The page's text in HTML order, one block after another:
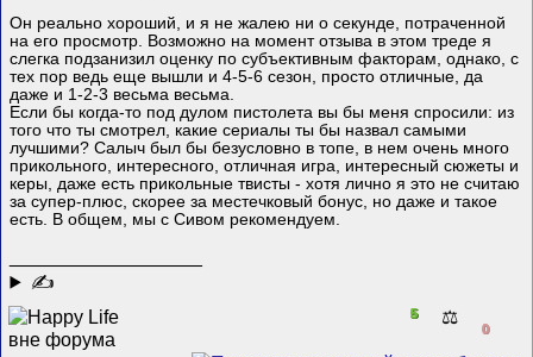
Он реально хороший, и я не жалею ни о секунде, потраченной
на его просмотр. Возможно на момент отзыва в этом треде я
слегка подзанизил оценку по субъективным факторам, однако, с
тех пор ведь еще вышли и 4-5-6 сезон, просто отличные, да
даже и 1-2-3 весьма весьма.
Если бы когда-то под дулом пистолета вы бы меня спросили: из
того что ты смотрел, какие сериалы ты бы назвал самыми
лучшими? Салыч был бы безусловно в топе, в нем очень много
прикольного, интересного, отличная игра, интересный сюжеты и
керы, даже есть прикольные твисты - хотя лично я это не считаю
за супер-плюс, скорее за местечковый бонус, но даже и такое
есть. В общем, мы с Сивом рекомендуем.
✍
5 ⚖️
0